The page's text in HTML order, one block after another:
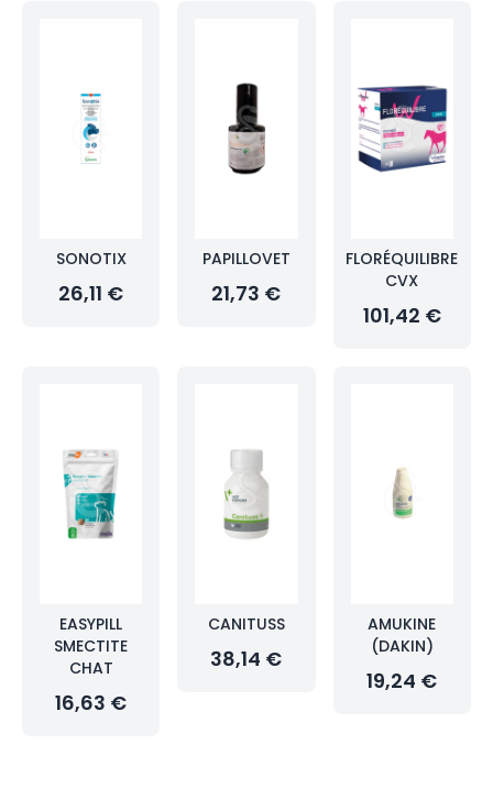
SONOTIX
26,11 €
PAPILLOVET
21,73 €
FLORÉQUILIBRE
CVX
101,42 €
EASYPILL
SMECTITE
CHAT
16,63 €
CANITUSS
38,14 €
AMUKINE
(DAKIN)
19,24 €